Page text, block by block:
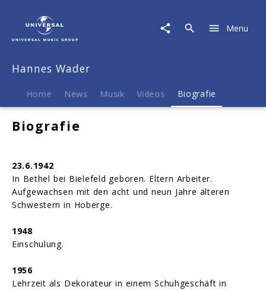
Biografie
Menu
Hannes Wader
Home News Musik Videos Biografie
Biografie
23.6.1942
In Bethel bei Bielefeld geboren. Eltern Arbeiter.
Aufgewachsen mit den acht und neun Jahre älteren
Schwestern in Hoberge.
1948
Einschulung.
1956
Lehrzeit als Dekorateur in einem Schuhgeschäft in